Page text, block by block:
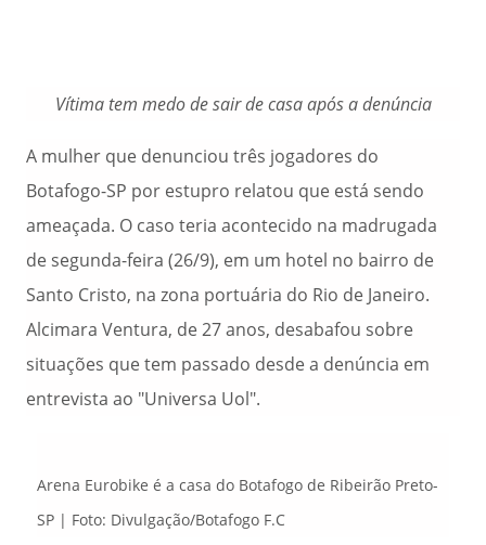
Vítima tem medo de sair de casa após a denúncia
A mulher que denunciou três jogadores do
Botafogo-SP por estupro relatou que está sendo
ameaçada. O caso teria acontecido na madrugada
de segunda-feira (26/9), em um hotel no bairro de
Santo Cristo, na zona portuária do Rio de Janeiro.
Alcimara Ventura, de 27 anos, desabafou sobre
situações que tem passado desde a denúncia em
entrevista ao "Universa Uol".
Arena Eurobike é a casa do Botafogo de Ribeirão Preto-
SP | Foto: Divulgação/Botafogo F.C